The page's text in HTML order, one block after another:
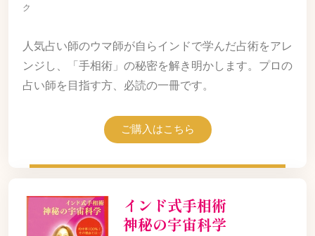
ク
人気占い師のウマ師が自らインドで学んだ占術をアレ
ンジし、「手相術」の秘密を解き明かします。プロの
占い師を目指す方、必読の一冊です。
ご購入はこちら
インド式手相術
神秘の宇宙科学